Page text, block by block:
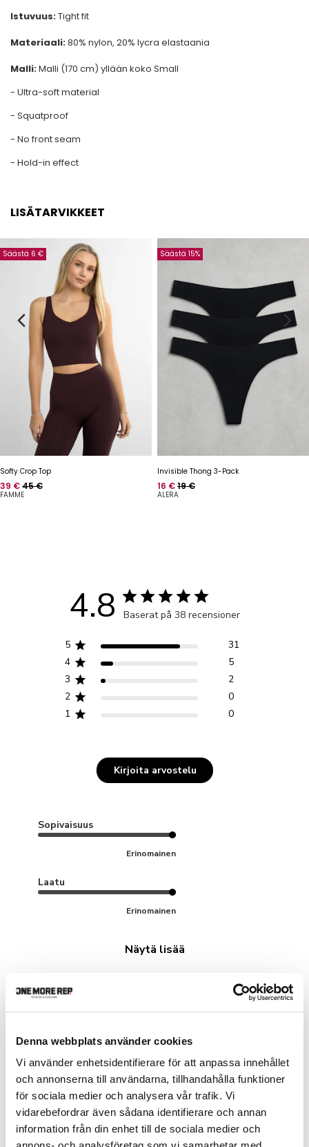
Denna webbplats använder cookies
Vi använder enhetsidentifierare för att anpassa innehållet
och annonserna till användarna, tillhandahålla funktioner
för sociala medier och analysera vår trafik. Vi
vidarebefordrar även sådana identifierare och annan
information från din enhet till de sociala medier och
Istuvuus:Tight fit
Materiaali:80% nylon, 20% lycra elastaania
Malli:Malli (170 cm) yllään koko Small
- Ultra-soft material
- Squatproof
- No front seam
- Hold-in effect
LISÄTARVIKKEET
Säästä 6 €
Softy Crop Top
Hinta
39 €Normaalihinta
45 €
FAMME
Säästä 15%
Invisible Thong 3-Pack
Hinta
16 €Normaalihinta
19 €
ALERA
4.8 Baserat på 38 recensioner
5
31
4
5
3
2
2
0
1
0
Kirjoita arvostelu
Sopivaisuus
Erinomainen
Laatu
Erinomainen
Näytä lisää
Sisältää mediaa
Anna F.
Vahvistettu ostaja
super kivat